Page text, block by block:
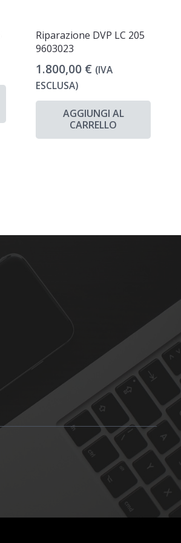
Riparazione DVP LC 205
9603023
1.800,00 € (IVA
ESCLUSA)
AGGIUNGI AL
CARRELLO